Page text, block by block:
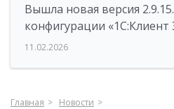
Вышла новая версия
конфигурации
11.02.2026
Главная
Новости